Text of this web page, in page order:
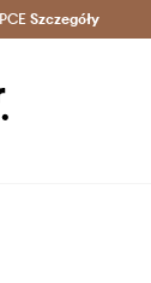
w 24h >
Szczegóły